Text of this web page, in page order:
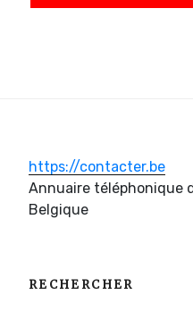
https://contacter.be
Annuaire téléphonique
Belgique
RECHERCHER